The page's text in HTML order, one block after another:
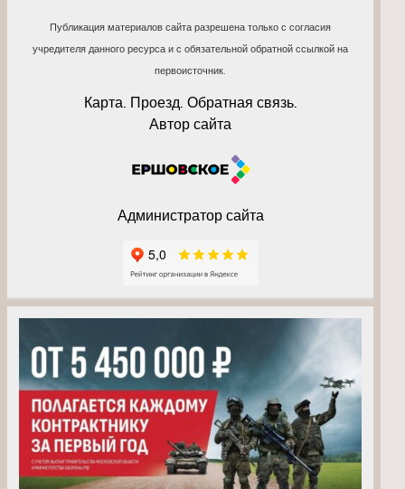
Публикация материалов сайта разрешена только с согласия
учредителя данного ресурса и с обязательной обратной ссылкой на
первоисточник.
Карта. Проезд. Обратная связь.
Автор сайта
Администратор сайта